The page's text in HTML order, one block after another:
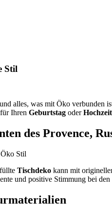
Stil
alles, was mit Öko verbunden
Ihren Geburtstag oderHochzeit
des Provence,
Tischdeko kann mit
und positive Stimmung bei